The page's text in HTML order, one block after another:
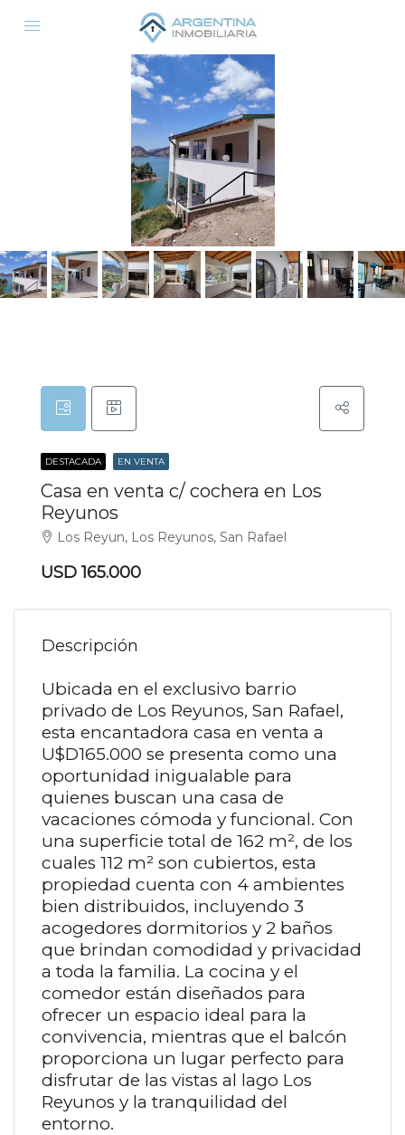
DESTACADA EN VENTA
Casa en venta c/ cochera en Los
Reyunos
Los Reyun, Los Reyunos, San Rafael
USD 165.000
Descripción
Ubicada en el exclusivo barrio
privado de Los Reyunos, San Rafael,
esta encantadora casa en venta a
U$D165.000 se presenta como una
oportunidad inigualable para
quienes buscan una casa de
vacaciones cómoda y funcional. Con
una superficie total de 162 m², de los
cuales 112 m² son cubiertos, esta
propiedad cuenta con 4 ambientes
bien distribuidos, incluyendo 3
acogedores dormitorios y 2 baños
que brindan comodidad y privacidad
a toda la familia. La cocina y el
comedor están diseñados para
ofrecer un espacio ideal para la
convivencia, mientras que el balcón
proporciona un lugar perfecto para
disfrutar de las vistas al lago Los
Reyunos y la tranquilidad del
entorno.